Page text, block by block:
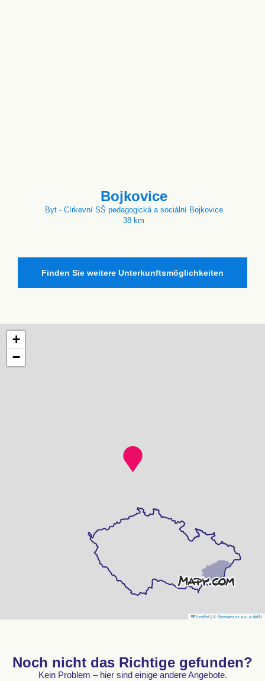
Bojkovice
Byt - Církevní SŠ pedagogická a sociální Bojkovice
38 km
Finden Sie weitere Unterkunftsmöglichkeiten
+
−
Leaflet|© Seznam.cz a.s. a další
Noch nicht das Richtige gefunden?
Kein Problem – hier sind einige andere Angebote.